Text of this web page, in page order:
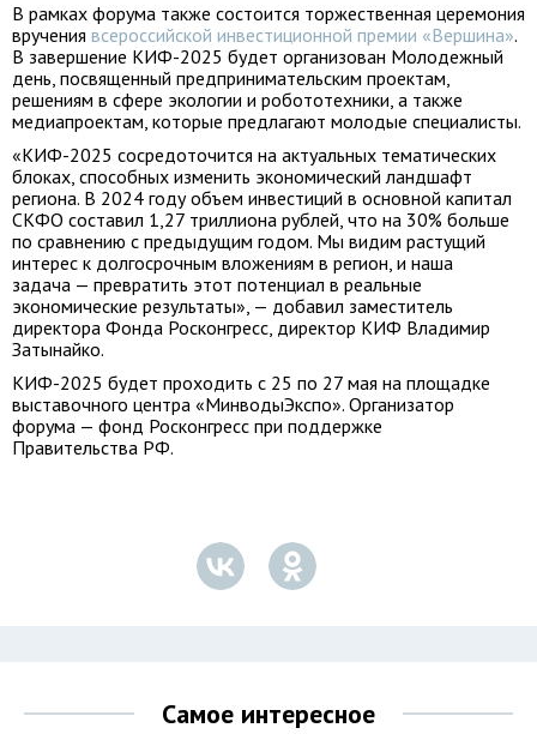
В рамках форума также состоится торжественная церемония
вручения всероссийской инвестиционной премии «Вершина».
В завершение КИФ-2025 будет организован Молодежный
день, посвященный предпринимательским проектам,
решениям в сфере экологии и робототехники, а также
медиапроектам, которые предлагают молодые специалисты.
«КИФ-2025 сосредоточится на актуальных тематических
блоках, способных изменить экономический ландшафт
региона. В 2024 году объем инвестиций в основной капитал
СКФО составил 1,27 триллиона рублей, что на 30% больше
по сравнению с предыдущим годом. Мы видим растущий
интерес к долгосрочным вложениям в регион, и наша
задача — превратить этот потенциал в реальные
экономические результаты», — добавил заместитель
директора Фонда Росконгресс, директор КИФ Владимир
Затынайко.
КИФ-2025 будет проходить с 25 по 27 мая на площадке
выставочного центра «МинводыЭкспо». Организатор
форума — фонд Росконгресс при поддержке
Правительства РФ.
Самое интересное